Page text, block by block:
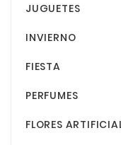
JUGUETES
INVIERNO
FIESTA
PERFUMES
FLORES